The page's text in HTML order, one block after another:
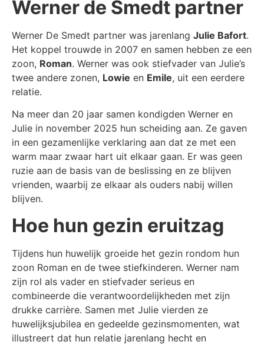
Werner de Smedt partner
Werner De Smedt partner was jarenlang Julie Bafort.
Het koppel trouwde in 2007 en samen hebben ze een
zoon, Roman. Werner was ook stiefvader van Julie’s
twee andere zonen, Lowie en Emile, uit een eerdere
relatie.
Na meer dan 20 jaar samen kondigden Werner en
Julie in november 2025 hun scheiding aan. Ze gaven
in een gezamenlijke verklaring aan dat ze met een
warm maar zwaar hart uit elkaar gaan. Er was geen
ruzie aan de basis van de beslissing en ze blijven
vrienden, waarbij ze elkaar als ouders nabij willen
blijven.
Hoe hun gezin eruitzag
Tijdens hun huwelijk groeide het gezin rondom hun
zoon Roman en de twee stiefkinderen. Werner nam
zijn rol als vader en stiefvader serieus en
combineerde die verantwoordelijkheden met zijn
drukke carrière. Samen met Julie vierden ze
huwelijksjubilea en gedeelde gezinsmomenten, wat
illustreert dat hun relatie jarenlang hecht en